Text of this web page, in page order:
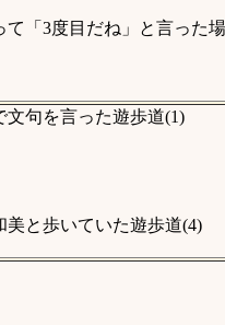
「3度目だね」と言った
句を言った遊歩道(1)
と歩いていた遊歩道(4)